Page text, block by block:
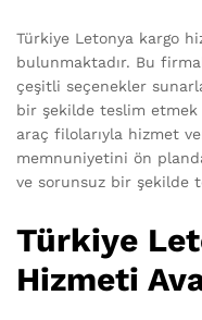
Türkiye Letonya kargo
bulunmaktadır. Bu
çeşitli seçenekler
bir şekilde teslim
araç filolarıyla hizmet
memnuniyetini ön
ve sorunsuz bir şekilde
Türkiye
Hizmeti